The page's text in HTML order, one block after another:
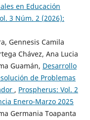
en Educación
3 Núm. 2 (2026):
Gennesis Camila
Chávez, Ana Lucia
Guamán, Desarrollo
de Problemas
, Prospherus: Vol. 2
Enero-Marzo 2025
Germania Toapanta